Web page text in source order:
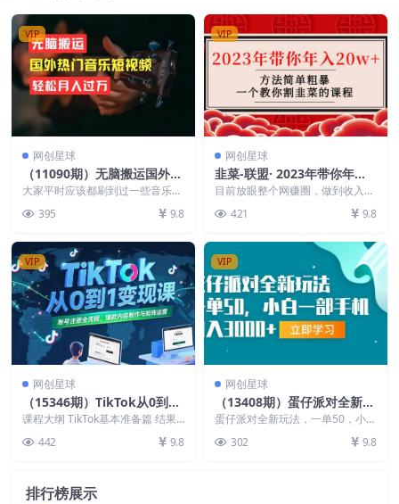
VIP
网创星球
（11090期）无脑搬运国外热
门音乐短视频，轻松月入过万
大家平时应该都刷到过一些音乐馆
乐，那音乐在大家生活...
395 9.8
VIP
网创星球
韭菜-联盟· 2023年带你年入2
0w+方法简单粗暴，一个教你
割韭菜的课程
目前放眼整个网赚圈，做到收入最
够教大家做培训，做实...
421 9.8
VIP
网创星球
（15346期）TikTok从0到1
变现课，账号注册全流程，爆
课程大纲 TikTok基本准备篇 结果
重点...
442 9.8
VIP
网创星球
（13408期）蛋仔派对全新玩
法，一单50，小白一部手机
蛋仔派对全新玩法，一单50，小白
302 9.8
排行榜展示